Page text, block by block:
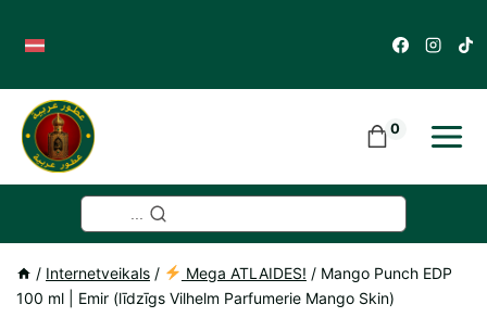
content
0
/ Internetveikals / Mega ATLAIDES! / Mango Punch EDP
100 ml | Emir (līdzīgs Vilhelm Parfumerie Mango Skin)